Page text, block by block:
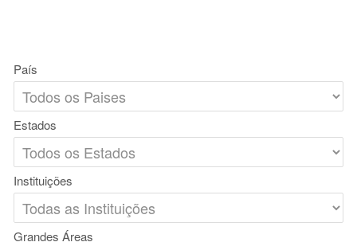
País
Estados
Instituições
Grandes Áreas